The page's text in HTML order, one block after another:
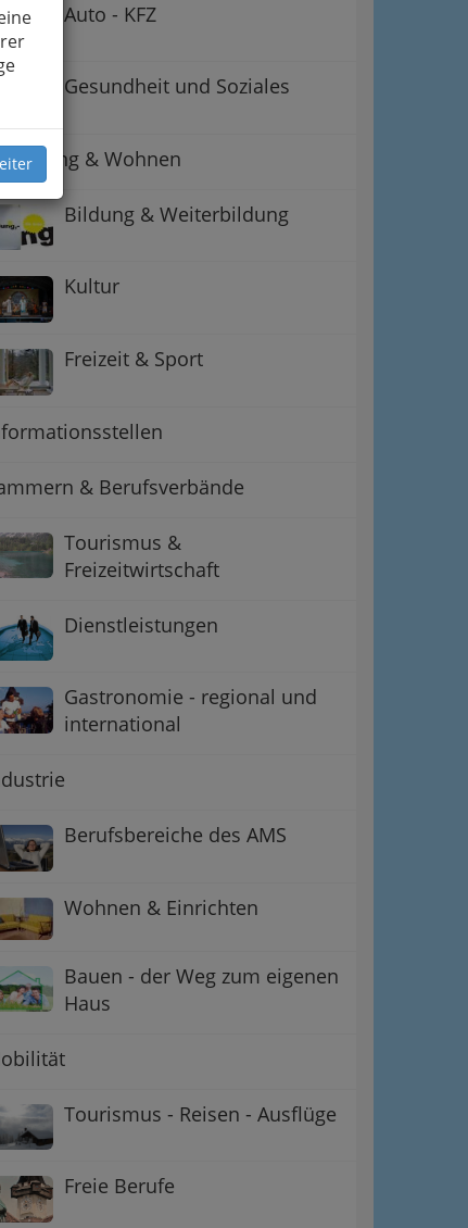
Auto - KFZ
Gesundheit und Soziales
& Wohnen
Bildung & Weiterbildung
Kultur
Freizeit & Sport
& Berufsverbände
Tourismus &
Freizeitwirtschaft
Dienstleistungen
Gastronomie - regional und
international
Berufsbereiche des AMS
Wohnen & Einrichten
Bauen - der Weg zum eigenen
Haus
Tourismus - Reisen - Ausflüge
Freie Berufe